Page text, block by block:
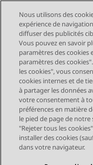
Send Feedback
Navigation par
Sujet précédent
STAY
Nous utilisons des
expérience de
diffuser des publicités
Vous pouvez en savoir
paramètres des cookies
paramètres des
les cookies", vous
cookies internes et de
à partager les données
votre consentement à
préférences en matière
le pied de page de notre
"Rejeter tous les
installer des cookies
dans votre navigateur.